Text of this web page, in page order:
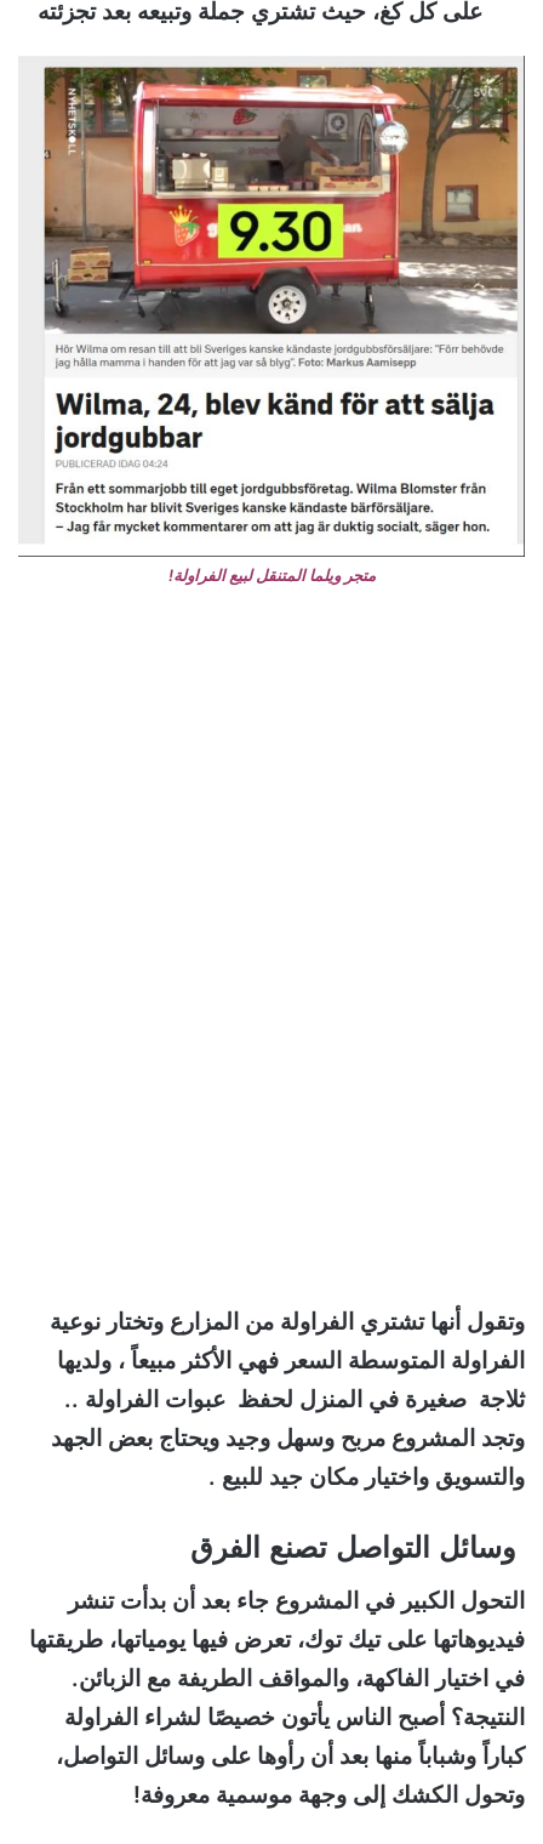
على كل كغ، حيث تشتري جملة وتبيعه بعد تجزئته
متجر ويلما المتنقل لبيع الفراولة!
وتقول أنها تشتري الفراولة من المزارع وتختار نوعية
الفراولة المتوسطة السعر فهي الأكثر مبيعاً ، ولديها
ثلاجة صغيرة في المنزل لحفظ عبوات الفراولة ..
وتجد المشروع مربح وسهل وجيد ويحتاج بعض الجهد
والتسويق واختيار مكان جيد للبيع .
وسائل التواصل تصنع الفرق
التحول الكبير في المشروع جاء بعد أن بدأت تنشر
فيديوهاتها على تيك توك، تعرض فيها يومياتها، طريقتها
في اختيار الفاكهة، والمواقف الطريفة مع الزبائن.
النتيجة؟ أصبح الناس يأتون خصيصًا لشراء الفراولة
كباراً وشباباً منها بعد أن رأوها على وسائل التواصل،
وتحول الكشك إلى وجهة موسمية معروفة!